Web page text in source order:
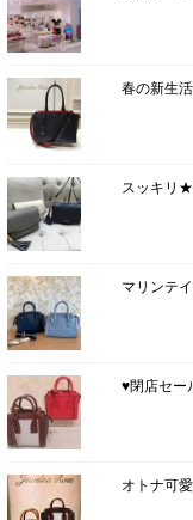
春の新生
スッキリ
マリンテ
♥閉店セー
オトナ可